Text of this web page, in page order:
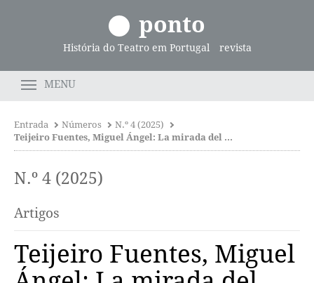
ponto
História do Teatro em Portugal revista
MENU
Entrada Números
N.º 4 (2025)
Teijeiro Fuentes, Miguel Ángel: La mirada del otro
N.º 4 (2025)
Artigos
Teijeiro Fuentes, Miguel